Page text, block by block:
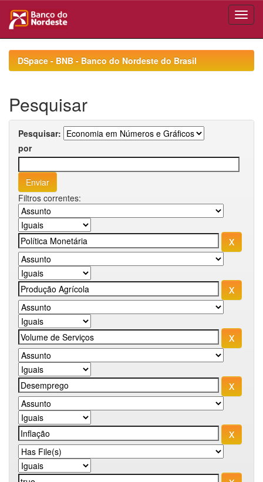
navigationDSpace - BNB - Banco do Nordeste do Brasil
Pesquisar
Pesquisar:
por
Filtros correntes: